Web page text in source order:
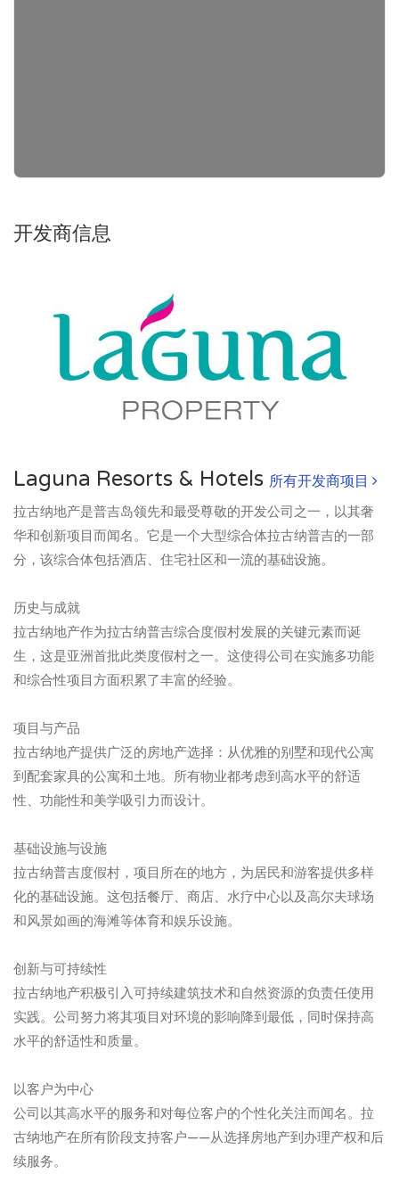
开发商信息
Laguna Resorts & Hotels 所有开发商项目
拉古纳地产是普吉岛领先和最受尊敬的开发公司之一，以其奢
华和创新项目而闻名。它是一个大型综合体拉古纳普吉的一部
分，该综合体包括酒店、住宅社区和一流的基础设施。
历史与成就
拉古纳地产作为拉古纳普吉综合度假村发展的关键元素而诞
生，这是亚洲首批此类度假村之一。这使得公司在实施多功能
和综合性项目方面积累了丰富的经验。
项目与产品
拉古纳地产提供广泛的房地产选择：从优雅的别墅和现代公寓
到配套家具的公寓和土地。所有物业都考虑到高水平的舒适
性、功能性和美学吸引力而设计。
基础设施与设施
拉古纳普吉度假村，项目所在的地方，为居民和游客提供多样
化的基础设施。这包括餐厅、商店、水疗中心以及高尔夫球场
和风景如画的海滩等体育和娱乐设施。
创新与可持续性
拉古纳地产积极引入可持续建筑技术和自然资源的负责任使用
实践。公司努力将其项目对环境的影响降到最低，同时保持高
水平的舒适性和质量。
以客户为中心
公司以其高水平的服务和对每位客户的个性化关注而闻名。拉
古纳地产在所有阶段支持客户——从选择房地产到办理产权和后
续服务。